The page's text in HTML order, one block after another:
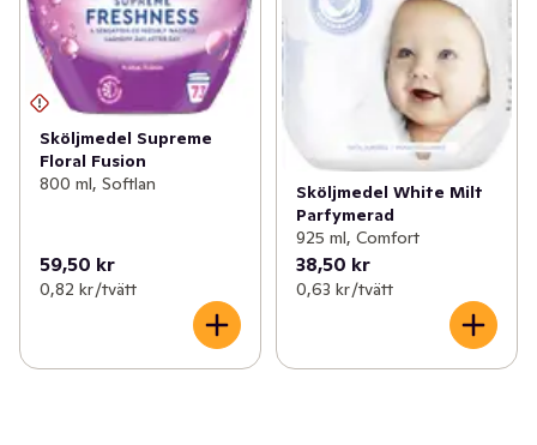
Sköljmedel Supreme
Floral Fusion
800 ml, Softlan
59,50 kr
0,82 kr /tvätt
Sköljmedel White Milt
Parfymerad
925 ml, Comfort
38,50 kr
0,63 kr /tvätt